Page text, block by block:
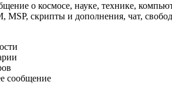
о космосе, науке, технике,
скрипты и дополнения, чат,
сообщение